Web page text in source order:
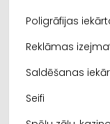
Poligrāfijas
Reklāmas
Saldēšanas
Seifi